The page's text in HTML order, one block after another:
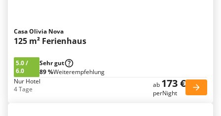
Casa Olivia Nova
125 m² Ferienhaus
5.0/
6.0
Sehr gut
89 %Weiterempfehlung
Nur Hotel
4 Tage
ab 173 €
perNight